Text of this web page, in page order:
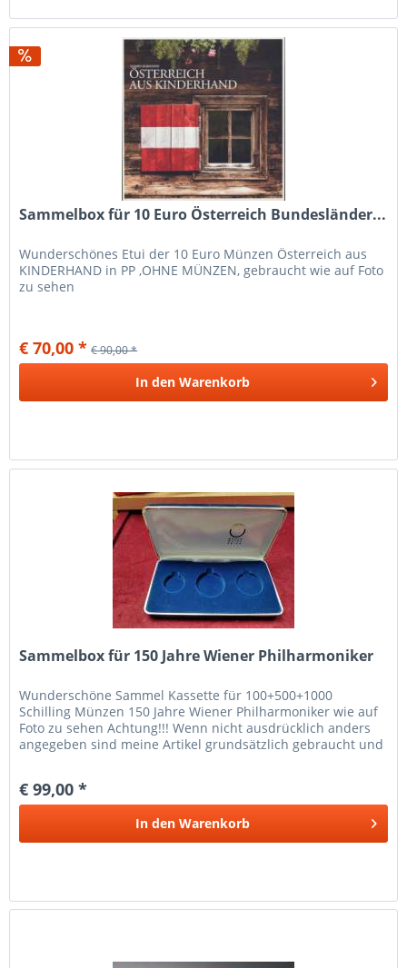
Sammelbox für 10 Euro Österreich Bundesländer...
Wunderschönes Etui der 10 Euro Münzen Österreich aus
KINDERHAND in PP ,OHNE MÜNZEN, gebraucht wie auf Foto
zu sehen
€ 70,00 * € 90,00 *
In den Warenkorb
Sammelbox für 150 Jahre Wiener Philharmoniker
Wunderschöne Sammel Kassette für 100+500+1000
Schilling Münzen 150 Jahre Wiener Philharmoniker wie auf
Foto zu sehen Achtung!!! Wenn nicht ausdrücklich anders
angegeben sind meine Artikel grundsätzlich gebraucht und
€ 99,00 *
In den Warenkorb